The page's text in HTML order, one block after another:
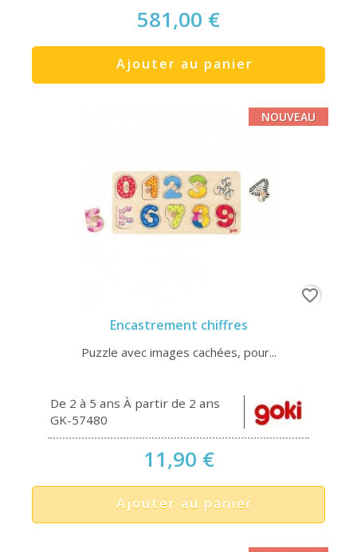
581,00 €
Ajouter au panier
Encastrement chiffres
Puzzle avec images cachées, pour...
De 2 à 5 ans À partir de 2 ans
GK-57480
11,90 €
Ajouter au panier
NOUVEAU
favorite_border